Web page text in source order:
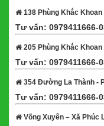
138 Phùng Khắc
Tư vấn: 0979411666-
205 Phùng Khắc
Tư vấn: 0979411666-
354 Đường La Thành -
Tư vấn: 0979411666-
Võng Xuyên – Xã Phúc